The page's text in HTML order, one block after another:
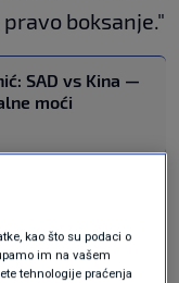
boksanje."
SAD vs Kina —
moći
neće
kao što su podaci o
im na vašem
tehnologije praćenja